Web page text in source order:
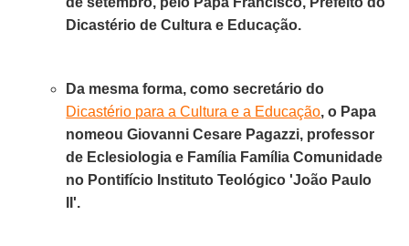
Dicastério de Cultura e Educação.
Da mesma forma, como secretário do
Dicastério para a Cultura e a Educação, o Papa
nomeou Giovanni Cesare Pagazzi, professor
de Eclesiologia e Família Família Comunidade
no Pontifício Instituto Teológico 'João Paulo
II'.